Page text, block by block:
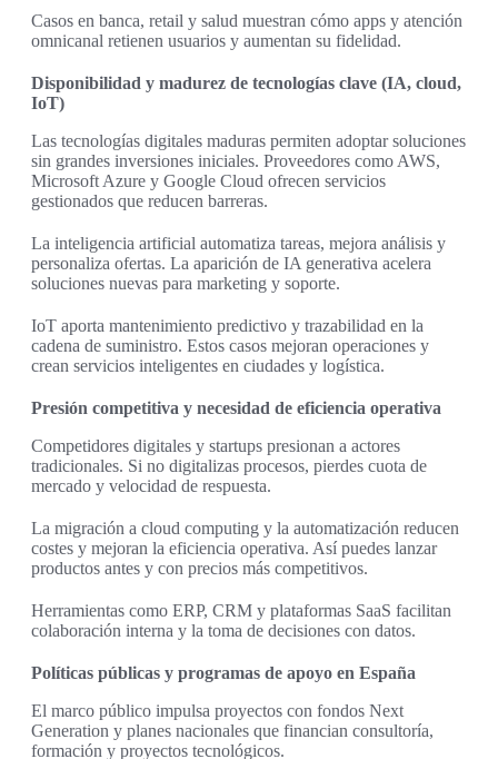
Casos en banca, retail y salud muestran cómo apps y atención
omnicanal retienen usuarios y aumentan su fidelidad.
Disponibilidad y madurez de tecnologías clave (IA, cloud,
IoT)
Las tecnologías digitales maduras permiten adoptar soluciones
sin grandes inversiones iniciales. Proveedores como AWS,
Microsoft Azure y Google Cloud ofrecen servicios
gestionados que reducen barreras.
La inteligencia artificial automatiza tareas, mejora análisis y
personaliza ofertas. La aparición de IA generativa acelera
soluciones nuevas para marketing y soporte.
IoT aporta mantenimiento predictivo y trazabilidad en la
cadena de suministro. Estos casos mejoran operaciones y
crean servicios inteligentes en ciudades y logística.
Presión competitiva y necesidad de eficiencia operativa
Competidores digitales y startups presionan a actores
tradicionales. Si no digitalizas procesos, pierdes cuota de
mercado y velocidad de respuesta.
La migración a cloud computing y la automatización reducen
costes y mejoran la eficiencia operativa. Así puedes lanzar
productos antes y con precios más competitivos.
Herramientas como ERP, CRM y plataformas SaaS facilitan
colaboración interna y la toma de decisiones con datos.
Políticas públicas y programas de apoyo en España
El marco público impulsa proyectos con fondos Next
Generation y planes nacionales que financian consultoría,
formación y proyectos tecnológicos.